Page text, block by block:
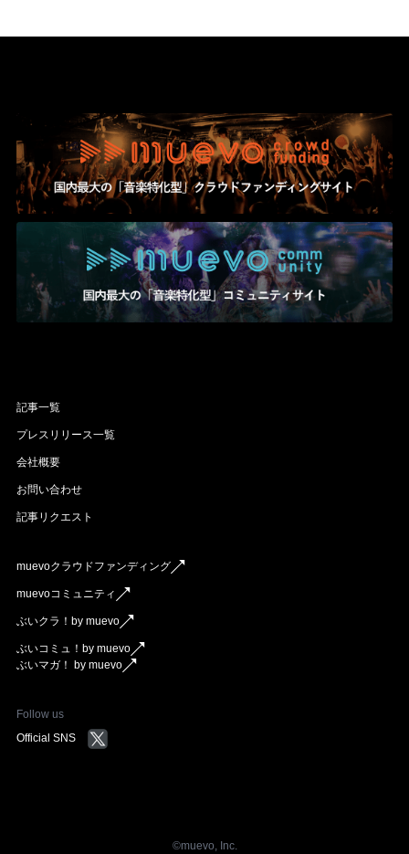
記事一覧
プレスリリース一覧
会社概要
お問い合わせ
記事リクエスト
muevoクラウドファンディング
muevoコミュニティ
ぶいクラ！by muevo
ぶいコミュ！by muevo
ぶいマガ！ by muevo
Follow us
Official SNS
©︎muevo, Inc.